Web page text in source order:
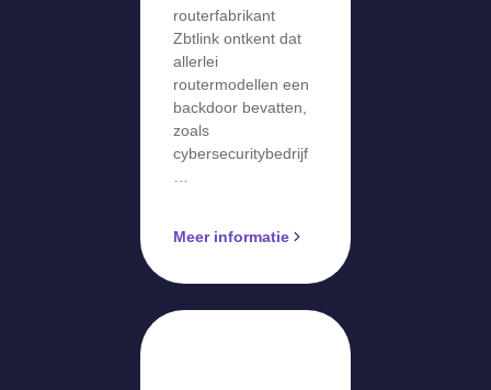
routerfabrikant
Zbtlink ontkent dat
allerlei
routermodellen een
backdoor bevatten,
zoals
cybersecuritybedrijf
…
Meer informatie